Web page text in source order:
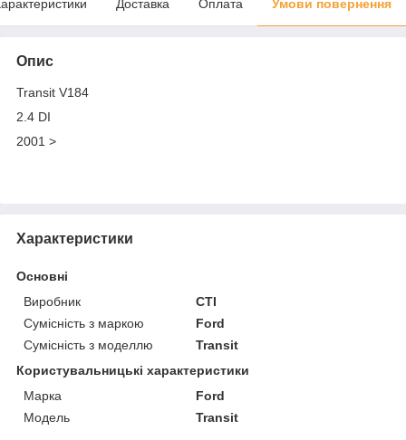
Доставка Оплата Умови повернення
Опис
Transit V184
2.4 DI
2001 >
Характеристики
Основні
Виробник
CTI
Сумісність з маркою
Ford
Сумісність з моделлю
Transit
Користувальницькі характеристики
Марка
Ford
Модель
Transit